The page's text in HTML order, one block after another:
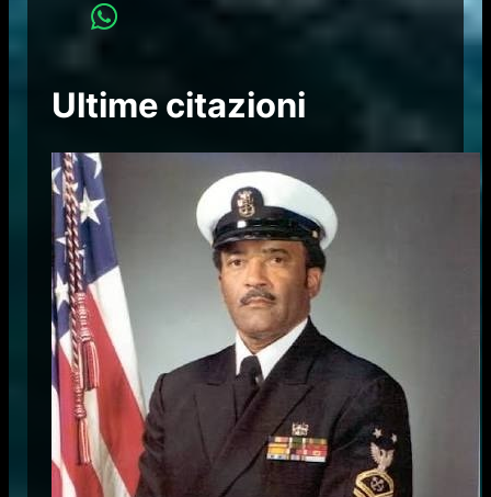
Ultime citazioni